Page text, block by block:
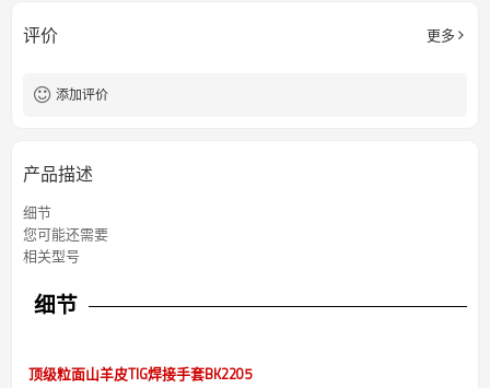
评价 更多
添加评价
产品描述
细节
您可能还需要
相关型号
细节
顶级粒面山羊皮TIG焊接手套BK2205